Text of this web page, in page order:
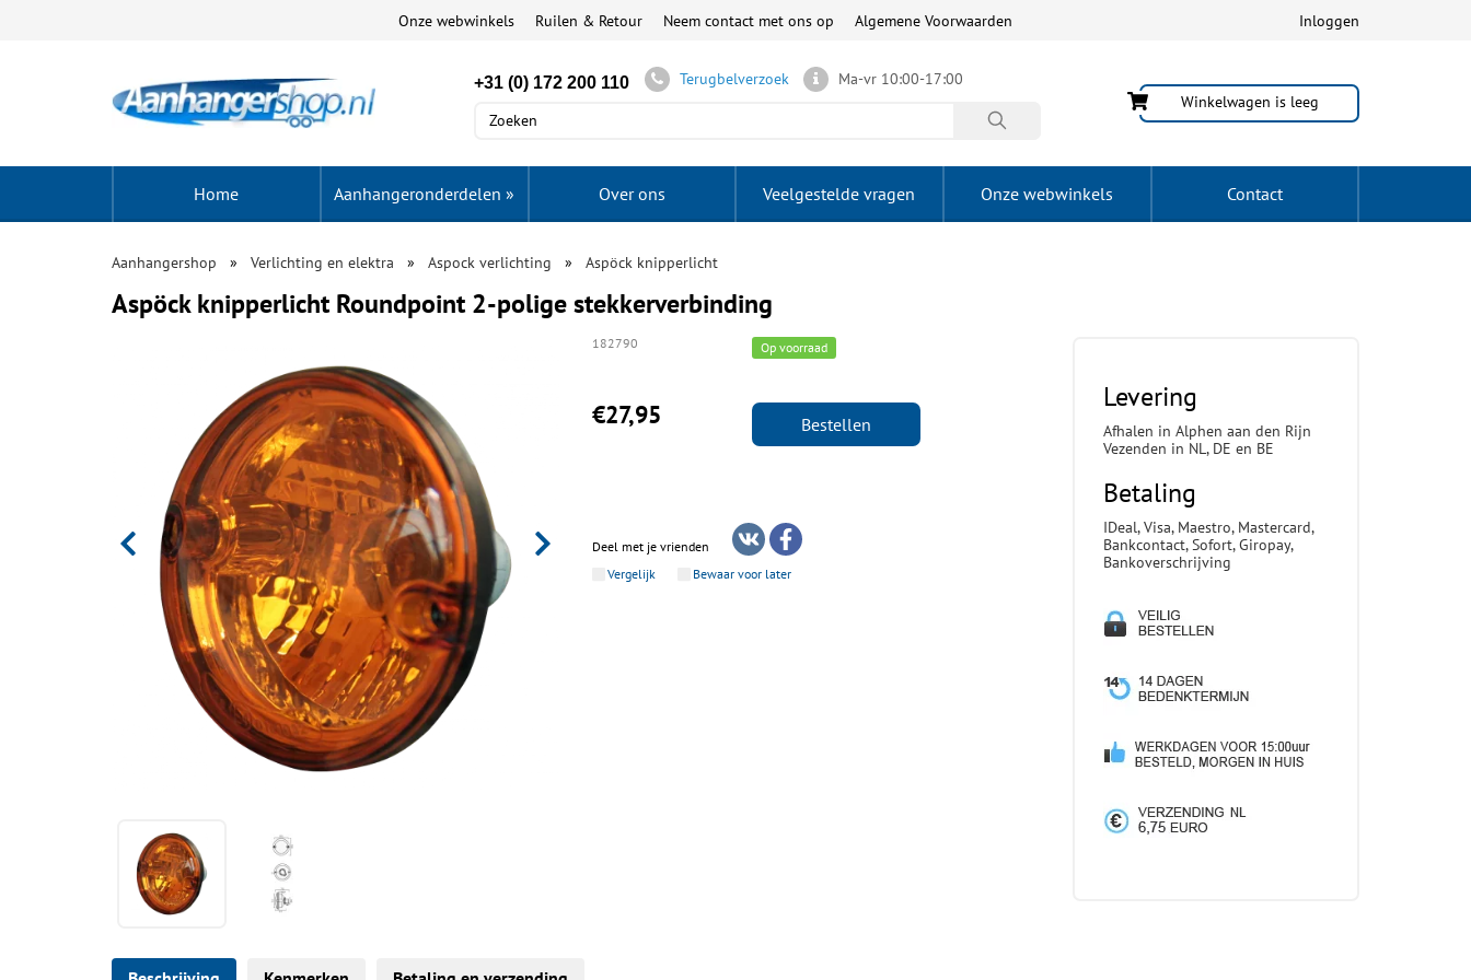
Inloggen
Onze webwinkels Ruilen & Retour Neem contact met ons op Algemene Voorwaarden
+31 (0) 172 200 110 Terugbelverzoek
Ma-vr 10:00-17:00
Winkelwagen is leeg
Home Aanhangeronderdelen » Over ons Veelgestelde vragen Onze webwinkels Contact
Aanhangershop Verlichting en elektra Aspock verlichting Aspöck knipperlicht
Aspöck knipperlicht Roundpoint 2-polige stekkerverbinding
182790 Op voorraad
€27,95 Bestellen
Deel met je vrienden
Vergelijk
Bewaar voor later
Levering
Afhalen in Alphen aan den Rijn
Vezenden in NL, DE en BE
Betaling
IDeal, Visa, Maestro, Mastercard,
Bankcontact, Sofort, Giropay,
Bankoverschrijving